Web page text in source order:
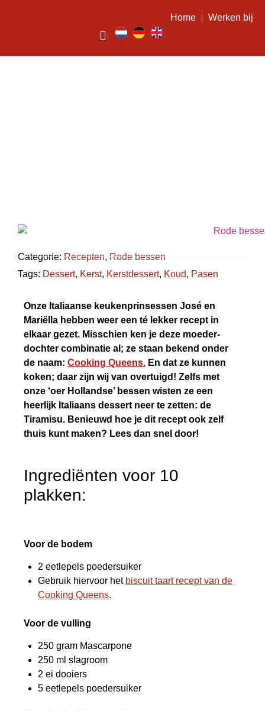
Home Werken bij
Categorie: Recepten, Rode bessen
Tags: Dessert, Kerst, Kerstdessert, Koud, Pasen
Onze Italiaanse keukenprinsessen José en
Mariëlla hebben weer een té lekker recept in
elkaar gezet. Misschien ken je deze moeder-
dochter combinatie al; ze staan bekend onder
de naam: Cooking Queens. En dat ze kunnen
koken; daar zijn wij van overtuigd! Zelfs met
onze ‘oer Hollandse’ bessen wisten ze een
heerlijk Italiaans dessert neer te zetten: de
Tiramisu. Benieuwd hoe je dit recept ook zelf
thuis kunt maken? Lees dan snel door!
Ingrediënten voor 10
plakken:
Voor de bodem
2 eetlepels poedersuiker
Gebruik hiervoor het biscuit taart recept van de
Cooking Queens.
Voor de vulling
250 gram Mascarpone
250 ml slagroom
2 ei dooiers
5 eetlepels poedersuiker